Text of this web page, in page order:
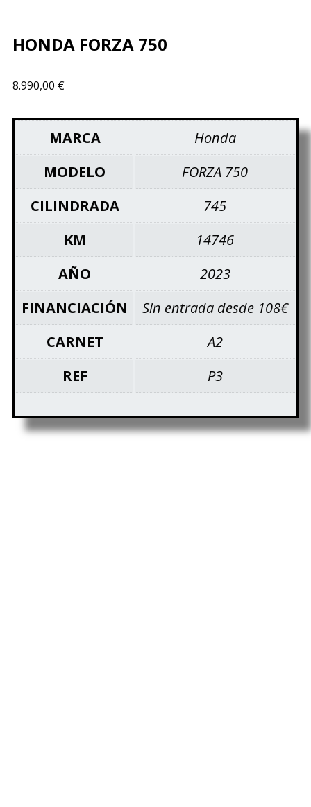
HONDA FORZA 750
8.990,00 €
MARCA
Honda
MODELO
FORZA 750
CILINDRADA
745
KM
14746
AÑO
2023
FINANCIACIÓN
Sin entrada desde 108€
CARNET
A2
REF
P3